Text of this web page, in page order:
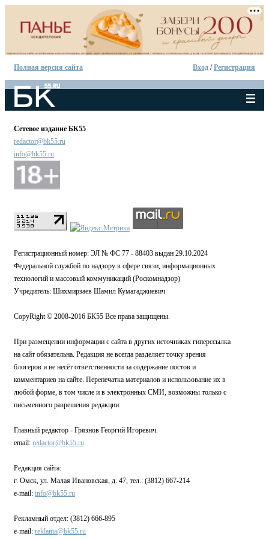
Полная версия сайта Вход /Регистрация
Сетевое издание БК55
redactor@bk55.ru
info@bk55.ru
Регистрационный номер: ЭЛ № ФС 77 - 88403 выдан 29.10.2024
Федеральной службой по надзору в сфере связи, информационных
технологий и массовый коммуникаций (Роскомнадзор)
Учредитель: Шихмирзаев Шамил Кумагаджиевич
CopyRight © 2008-2016 БК55 Все права защищены.
При размещении информации с сайта в других источниках гиперссылка
на сайт обязательна. Редакция не всегда разделяет точку зрения
блогеров и не несёт ответственности за содержание постов и
комментариев на сайте. Перепечатка материалов и использование их в
любой форме, в том числе и в электронных СМИ, возможны только с
письменного разрешения редакции.
Главный редактор - Грязнов Георгий Игоревич.
email: redactor@bk55.ru
Редакция сайта:
г. Омск, ул. Малая Ивановская, д. 47, тел.: (3812) 667-214
e-mail: info@bk55.ru
Рекламный отдел: (3812) 666-895
e-mail: reklama@bk55.ru